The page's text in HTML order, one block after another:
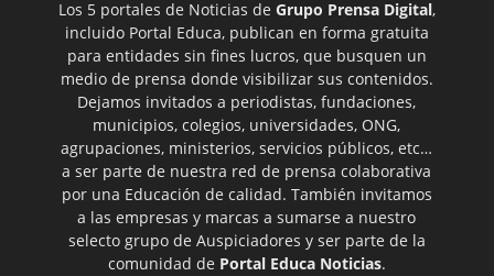
Los 5 portales de Noticias de Grupo Prensa Digital,
incluido Portal Educa, publican en forma gratuita
para entidades sin fines lucros, que busquen un
medio de prensa donde visibilizar sus contenidos.
Dejamos invitados a periodistas, fundaciones,
municipios, colegios, universidades, ONG,
agrupaciones, ministerios, servicios públicos, etc…
a ser parte de nuestra red de prensa colaborativa
por una Educación de calidad. También invitamos
a las empresas y marcas a sumarse a nuestro
selecto grupo de Auspiciadores y ser parte de la
comunidad de Portal Educa Noticias.